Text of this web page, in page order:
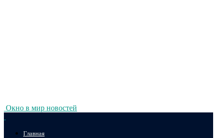
Окно в мир новостей
Главная